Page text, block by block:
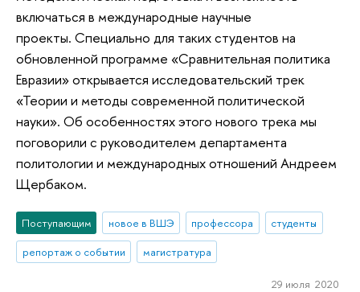
включаться в международные научные
проекты. Специально для таких студентов на
обновленной программе «Сравнительная политика
Евразии» открывается исследовательский трек
«Теории и методы современной политической
науки». Об особенностях этого нового трека мы
поговорили с руководителем департамента
политологии и международных отношений Андреем
Щербаком.
Поступающим новое в ВШЭ профессора
студенты
репортаж о событии
магистратура
29 июля 2020